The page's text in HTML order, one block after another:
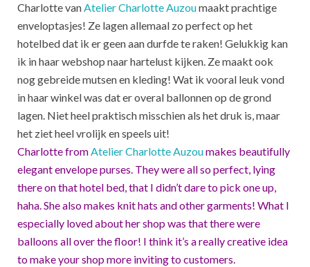
Charlotte vanAtelier Charlotte Auzoumaakt prachtige
enveloptasjes! Ze lagen allemaal zo perfect op het
hotelbed dat ik er geen aan durfde te raken! Gelukkig kan
ik in haar webshop naar hartelust kijken. Ze maakt ook
nog gebreide mutsen en kleding! Wat ik vooral leuk vond
in haar winkel was dat er overal ballonnen op de grond
lagen. Niet heel praktisch misschien als het druk is, maar
het ziet heel vrolijk en speels uit!
Charlotte fromAtelier Charlotte Auzoumakes beautifully
elegant envelope purses. They were all so perfect, lying
there on that hotel bed, that I didn’t dare to pick one up,
haha. She also makes knit hats and other garments! What I
especially loved about her shop was that there were
balloons all over the floor! I think it’s a really creative idea
to make your shop more inviting to customers.